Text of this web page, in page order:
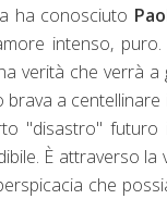
ha conosciuto
intenso,
verità che verrà
a
"disastro" futuro
È attraverso
che